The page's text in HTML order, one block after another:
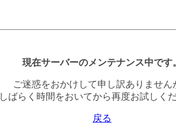
現在サーバーのメンテナンス中です
ご迷惑をおかけして申し訳ありません
しばらく時間をおいてから再度お試しくだ
戻る